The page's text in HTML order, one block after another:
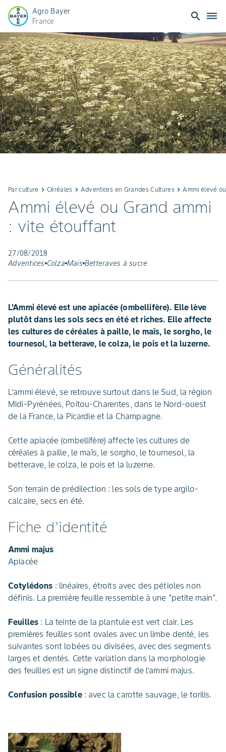
Agro Bayer
France
search dehaze
Par culture keyboard_arrow_right Céréales keyboard_arrow_right Adventices en Grandes Cultures keyboard_arrow_rightAmmi élevé
Ammi élevé ou Grand ammi
: vite étouffant
27/08/2018
Adventices Colza Maïs Betteraves à sucre
L'Ammi élevé est une apiacée (ombellifère). Elle lève
plutôt dans les sols secs en été et riches. Elle affecte
les cultures de céréales à paille, le maïs, le sorgho, le
tournesol, la betterave, le colza, le pois et la luzerne.
Généralités
L’ammi élevé, se retrouve surtout dans le Sud, la région
Midi-Pyrénées, Poitou-Charentes, dans le Nord-ouest
de la France, la Picardie et la Champagne.
Cette apiacée (ombellifère) affecte les cultures de
céréales à paille, le maïs, le sorgho, le tournesol, la
betterave, le colza, le pois et la luzerne.
Son terrain de prédilection : les sols de type argilo-
calcaire, secs en été.
Fiche d'identité
Ammi majus
Apiacée
Cotylédons : linéaires, étroits avec des pétioles non
définis. La première feuille ressemble à une "petite main".
Feuilles : La teinte de la plantule est vert clair. Les
premières feuilles sont ovales avec un limbe denté, les
suivantes sont lobées ou divisées, avec des segments
larges et dentés. Cette variation dans la morphologie
des feuilles est un signe distinctif de l’ammi majus.
Confusion possible: avec la carotte sauvage, le torilis.